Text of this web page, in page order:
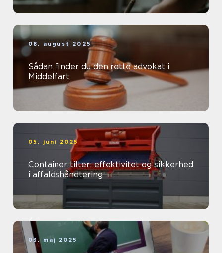
08. august 2025
Sådan finder du den rette advokat i
Middelfart
05. juni 2025
Container tilter: effektivitet og sikkerhed
i affaldshåndtering
03. maj 2025